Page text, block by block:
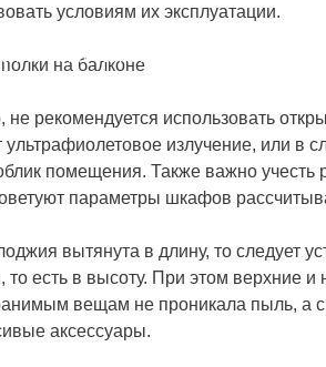
условиям их эксплуатации.
полок на балконе своими руками
не рекомендуется использовать
ультрафиолетовое излучение, или в
помещения. Также важно учесть
параметры шкафов
вытянута в длину, то следует
то есть в высоту. При этом верхние
вещам не проникала пыль, а
аксессуары.